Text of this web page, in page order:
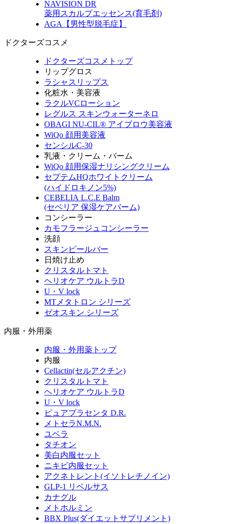
NAVISION DR
薬用スカルプエッセンス(育毛剤)
AGA【男性型脱毛症】
ドクターズコスメ
ドクターズコスメトップ
リップグロス
ラシャスリップス
化粧水・美容液
ラクルVCローション
レグルス スキンウォーターネロ
OBAGI NU-CIL® アイブロウ美容液
WiQo 顔用美容液
センシルC-30
乳液・クリーム・バーム
WiQo 顔用保湿ナリシングクリーム
セプテムHQホワイトクリーム
(ハイドロキノン5%)
CEBELIA L.C.E Balm
(セベリア 保湿ケアバーム)
コンシーラー
カモフラージュコンシーラー
洗顔
スキンピールバー
日焼け止め
クリスタルトマト
ヘリオケア ウルトラD
U・V lock
MTメタトロン シリーズ
ゼオスキン シリーズ
内服・外用薬
内服・外用薬トップ
内服
Cellactin(セルアクチン)
クリスタルトマト
ヘリオケア ウルトラD
U・V lock
ピュアプラセンタ D.R.
メトセラN.M.N.
ユベラ
タチオン
美白内服セット
ニキビ内服セット
アクネトレント(イソトレチノイン)
GLP-1 リベルサス
カナグル
メトホルミン
BBX Plus(ダイエットサプリメント)